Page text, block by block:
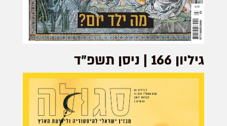
גיליון 166 | ניסן תשפ”ד